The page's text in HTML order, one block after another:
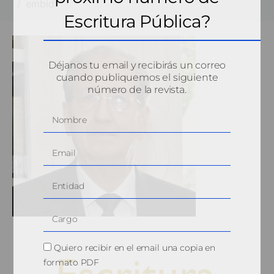
Escritura Pública?
Déjanos tu email y recibirás un correo
cuando publiquemos el siguiente
número de la revista.
Quiero recibir en el email una copia en
formato PDF